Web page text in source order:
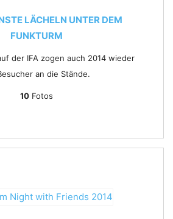
LÄCHELN UNTER DEM
FUNKTURM
der IFA zogen auch 2014 wieder
an die Stände.
10 Fotos